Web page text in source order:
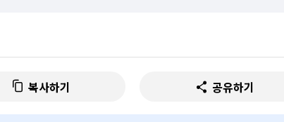
복사하기 공유하기